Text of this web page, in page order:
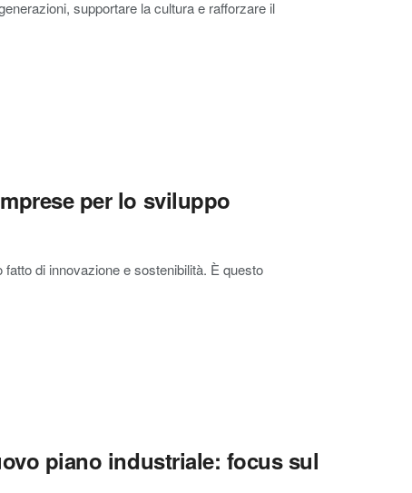
supportare la cultura e rafforzare il
per lo sviluppo
di innovazione e sostenibilità. È questo
piano industriale: focus sul